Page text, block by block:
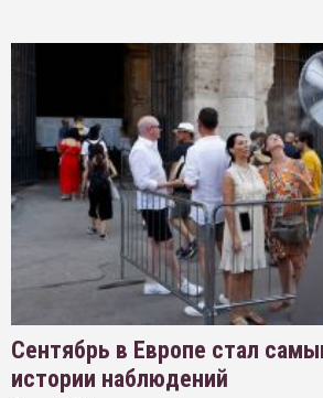
Сентябрь в Европе стал
истории наблюдений